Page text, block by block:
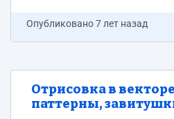
Опубликовано7 лет назад
Отрисовка в
паттерны,